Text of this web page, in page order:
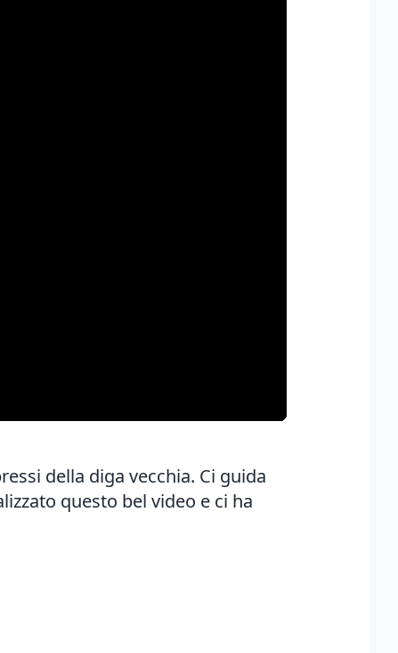
della diga vecchia. Ci guida
questo bel video e ci ha